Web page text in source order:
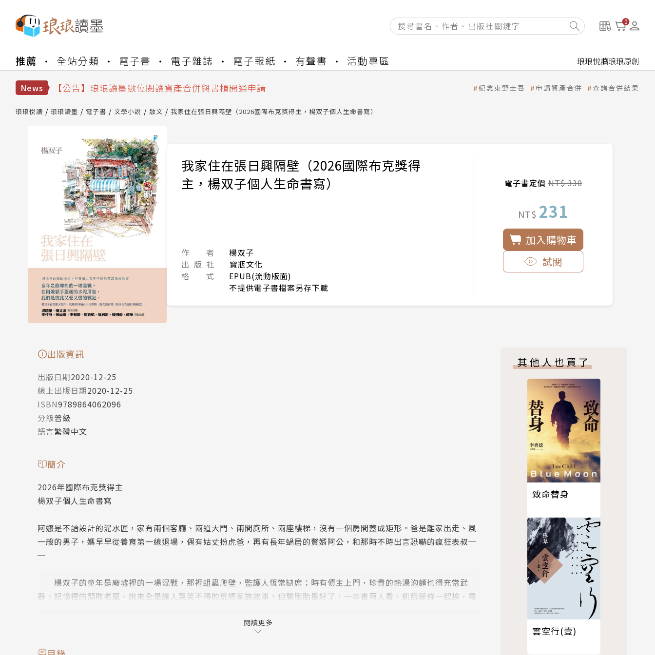
0
推薦 全站分類 電子書 電子雜誌 電子報紙 有聲書 活動專區 琅琅悅讀琅琅原創
News
【公告】琅琅書店服務升級重要說明及資產合併結果查詢
【公告】因 Readmoo 讀墨系統維護中，本站同步暫停部分閱讀服務
【公告】琅琅讀墨數位閱讀資產合併與書櫃開通申請
【公告】琅琅讀墨 3 分鐘完成書櫃開通與資產合併申請圖文教學
【公告】因 Readmoo 讀墨系統維護中，本站同步暫停部分閱讀服務
紀念東野圭吾 申請資產合併 查詢合併結果
琅琅悅讀 琅琅讀墨 電子書 文學小說 散文 我家住在張日興隔壁（2026國際布克獎得主，楊双子個人生命書寫）
我家住在張日興隔壁（2026國際布克獎得
主，楊双子個人生命書寫）
作 者
楊双子
出 版 社
寶瓶文化
格 式
EPUB(流動版面)
不提供電子書檔案另存下載
電子書定價NT$ 330
NT$ 231
加入購物車
試閱
出版資訊
出版日期2020-12-25
線上出版日期2020-12-25
ISBN9789864062096
分級普級
語言繁體中文
簡介
2026年國際布克獎得主
楊双子個人生命書寫
阿嬤是不諳設計的泥水匠，家有兩個客廳、兩道大門、兩間廁所、兩座樓梯，沒有一個房間蓋成矩形。爸是離家出走、風
一般的男子，媽早早從養育第一線退場，偶有姑丈扮虎爸，再有長年蝸居的贅婿阿公，和那時不時出言恐嚇的瘋狂表叔─
─
楊双子的童年是廢墟裡的一場混戰，那裡蛆蟲爬壁，監護人恆常缺席；時有債主上門，珍貴的熱湯泡麵也得充當武
器。記憶裡的頹敗老屋，說來全是讓人哭笑不得的荒謬家族故事。但雙胞胎最好了，一本書兩人看，飢餓藤條一起挨，電
但家是什麼？永恆是什麼？直到妹妹離世，我們變成我，日子如同宇宙失衡，才知生命裡的迷宮彎彎繞繞，唯消逝逾
恆……
閱讀更多
其他人也買了
致命替身
雲空行(壹)